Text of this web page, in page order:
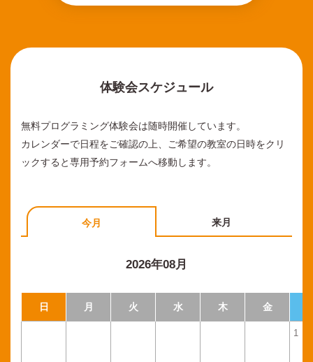
体験会スケジュール
無料プログラミング体験会は随時開催しています。
カレンダーで日程をご確認の上、ご希望の教室の日時をクリ
ックすると専用予約フォームへ移動します。
今月 来月
2026年08月
日 月 火 水 木 金
1